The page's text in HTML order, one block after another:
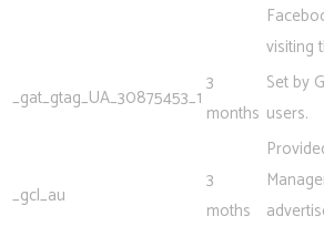
visiting
_gat_gtag_UA_30875453_1
3
months
Set by
users.
_gcl_au
3
moths